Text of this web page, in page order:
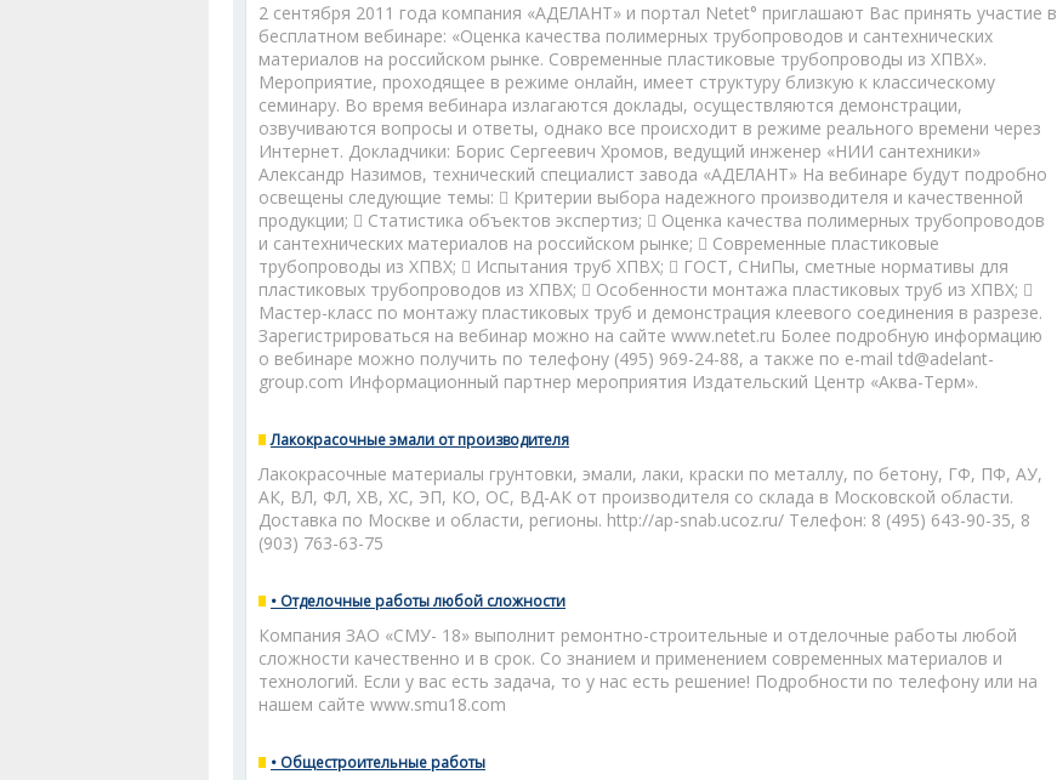
2 сентября 2011 года компания «АДЕЛАНТ» и портал Netet° приглашают Вас принять участие в
бесплатном вебинаре: «Оценка качества полимерных трубопроводов и сантехнических
материалов на российском рынке. Современные пластиковые трубопроводы из ХПВХ».
Мероприятие, проходящее в режиме онлайн, имеет структуру близкую к классическому
семинару. Во время вебинара излагаются доклады, осуществляются демонстрации,
озвучиваются вопросы и ответы, однако все происходит в режиме реального времени через
Интернет. Докладчики: Борис Сергеевич Хромов, ведущий инженер «НИИ сантехники»
Александр Назимов, технический специалист завода «АДЕЛАНТ» На вебинаре будут подробно
освещены следующие темы:  Критерии выбора надежного производителя и качественной
продукции;  Статистика объектов экспертиз;  Оценка качества полимерных трубопроводов
и сантехнических материалов на российском рынке;  Современные пластиковые
трубопроводы из ХПВХ;  Испытания труб ХПВХ;  ГОСТ, СНиПы, сметные нормативы для
пластиковых трубопроводов из ХПВХ;  Особенности монтажа пластиковых труб из ХПВХ; 
Мастер-класс по монтажу пластиковых труб и демонстрация клеевого соединения в разрезе.
Зарегистрироваться на вебинар можно на сайте www.netet.ru Более подробную информацию
о вебинаре можно получить по телефону (495) 969-24-88, а также по e-mail td@adelant-
group.com Информационный партнер мероприятия Издательский Центр «Аква-Терм».
Лакокрасочные эмали от производителя
Лакокрасочные материалы грунтовки, эмали, лаки, краски по металлу, по бетону, ГФ, ПФ, АУ,
АК, ВЛ, ФЛ, ХВ, ХС, ЭП, КО, ОС, ВД-АК от производителя со склада в Московской области.
Доставка по Москве и области, регионы. http://ap-snab.ucoz.ru/ Телефон: 8 (495) 643-90-35, 8
(903) 763-63-75
• Отделочные работы любой сложности
Компания ЗАО «СМУ- 18» выполнит ремонтно-строительные и отделочные работы любой
сложности качественно и в срок. Со знанием и применением современных материалов и
технологий. Если у вас есть задача, то у нас есть решение! Подробности по телефону или на
нашем сайте www.smu18.com
• Общестроительные работы